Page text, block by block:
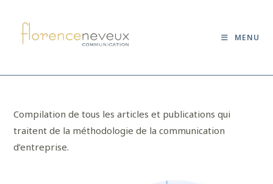
MENU
Compilation de tous les articles et publications qui
traitent de la méthodologie de la communication
d’entreprise.